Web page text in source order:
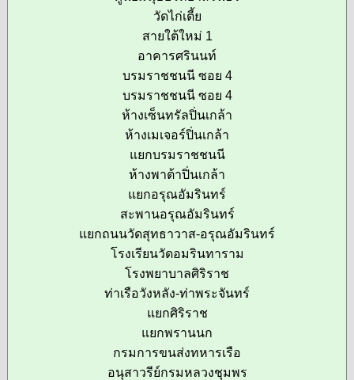
วัดไก่เตี้ย
สายใต้ใหม่ 1
อาคารศรินนท์
บรมราชชนนี ซอย 4
บรมราชชนนี ซอย 4
ห้างเซ็นทรัลปิ่นเกล้า
ห้างเมเจอร์ปิ่นเกล้า
แยกบรมราชชนนี
ห้างพาต้าปิ่นเกล้า
แยกอรุณอัมรินทร์
สะพานอรุณอัมรินทร์
แยกถนนวัดสุทธาวาส-อรุณอัมรินทร์
โรงเรียนวัดอมรินทาราม
โรงพยาบาลศิริราช
ท่าเรือวังหลัง-ท่าพระจันทร์
แยกศิริราช
แยกพรานนก
กรมการขนส่งทหารเรือ
อนุสาวรีย์กรมหลวงชุมพร